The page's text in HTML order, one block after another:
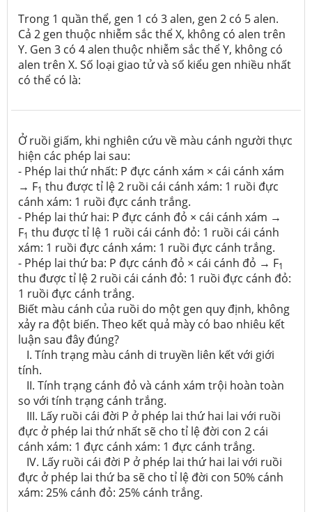
Trong 1 quần thể, gen 1 có 3 alen, gen 2 có 5 alen.
Cả 2 gen thuộc nhiễm sắc thể X, không có alen trên
Y. Gen 3 có 4 alen thuộc nhiễm sắc thể Y, không có
alen trên X. Số loại giao tử và số kiểu gen nhiều nhất
có thể có là:
Ở ruồi giấm, khi nghiên cứu về màu cánh người thực
hiện các phép lai sau:
- Phép lai thứ nhất: P đực cánh xám × cái cánh xám
→ F1 thu được tỉ lệ 2 ruồi cái cánh xám: 1 ruồi đực
cánh xám: 1 ruồi đực cánh trắng.
- Phép lai thứ hai: P đực cánh đỏ × cái cánh xám →
F1 thu được tỉ lệ 1 ruồi cái cánh đỏ: 1 ruồi cái cánh
xám: 1 ruồi đực cánh xám: 1 ruồi đực cánh trắng.
- Phép lai thứ ba: P đực cánh đỏ × cái cánh đỏ → F1
thu được tỉ lệ 2 ruồi cái cánh đỏ: 1 ruồi đực cánh đỏ:
1 ruồi đực cánh trắng.
Biết màu cánh của ruồi do một gen quy định, không
xảy ra đột biến. Theo kết quả mày có bao nhiêu kết
luận sau đây đúng?
I. Tính trạng màu cánh di truyền liên kết với giới
tính.
II. Tính trạng cánh đỏ và cánh xám trội hoàn toàn
so với tính trạng cánh trắng.
III. Lấy ruồi cái đời P ở phép lai thứ hai lai với ruồi
đực ở phép lai thứ nhất sẽ cho tỉ lệ đời con 2 cái
cánh xám: 1 đực cánh xám: 1 đực cánh trắng.
IV. Lấy ruồi cái đời P ở phép lai thứ hai lai với ruồi
đực ở phép lai thứ ba sẽ cho tỉ lệ đời con 50% cánh
xám: 25% cánh đỏ: 25% cánh trắng.